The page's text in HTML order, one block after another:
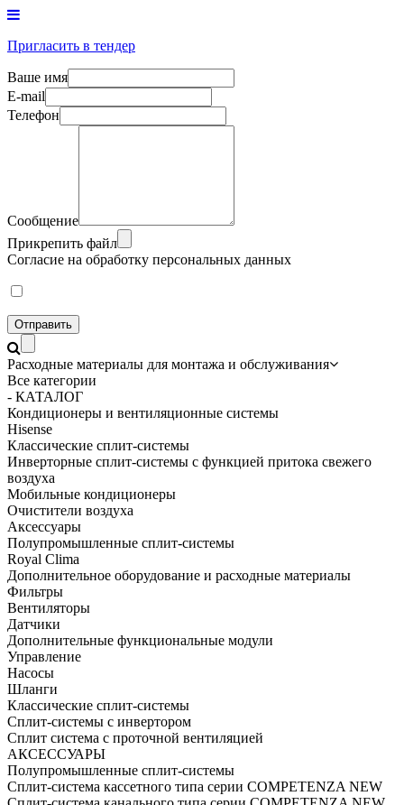
Пригласить в тендер
Ваше имя
E-mail
Телефон
Сообщение
Прикрепить файл
Согласие на обработку персональных данных
Отправить
Расходные материалы для монтажа и обслуживания
Все категории
- КАТАЛОГ
Кондиционеры и вентиляционные системы
Hisense
Классические сплит-системы
Инверторные сплит-системы с функцией притока свежего
воздуха
Мобильные кондиционеры
Очистители воздуха
Аксессуары
Полупромышленные сплит-системы
Royal Clima
Дополнительное оборудование и расходные материалы
Фильтры
Вентиляторы
Датчики
Дополнительные функциональные модули
Управление
Насосы
Шланги
Классические сплит-системы
Сплит-системы с инвертором
Сплит система с проточной вентиляцией
АКСЕССУАРЫ
Полупромышленные сплит-системы
Cплит-система кассетного типа серии COMPETENZA NEW